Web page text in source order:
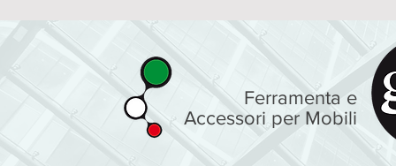
Ferramenta e
Accessori per Mobili